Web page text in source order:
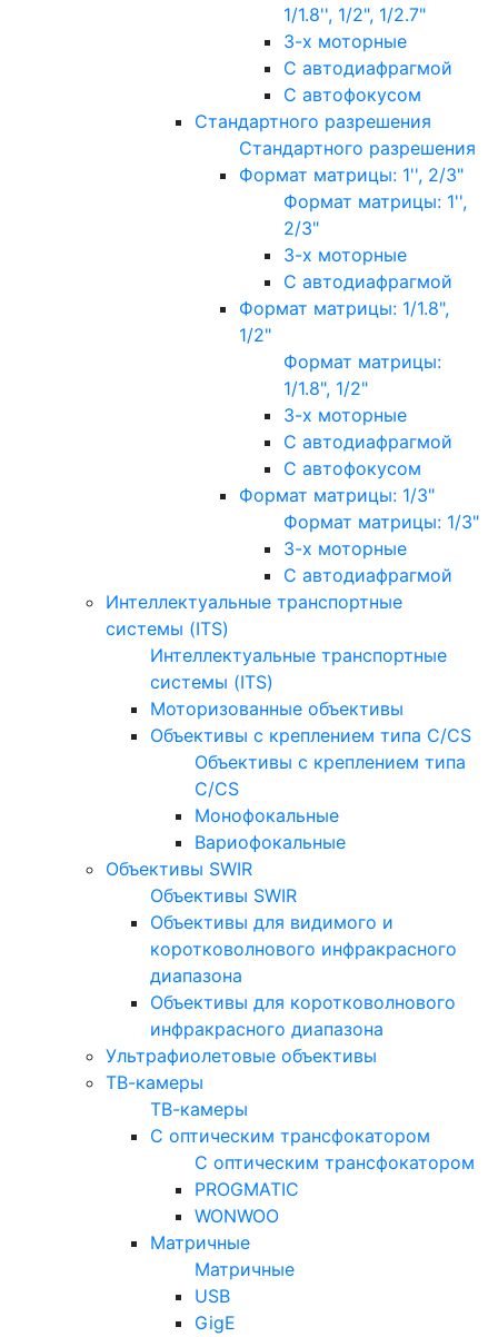
1/1.8'', 1/2", 1/2.7"
3-х моторные
С автодиафрагмой
С автофокусом
Стандартного разрешения
Стандартного разрешения
Формат матрицы: 1'', 2/3"
Формат матрицы: 1'',
2/3"
3-х моторные
С автодиафрагмой
Формат матрицы: 1/1.8",
1/2"
Формат матрицы:
1/1.8", 1/2"
3-х моторные
С автодиафрагмой
С автофокусом
Формат матрицы: 1/3"
Формат матрицы: 1/3"
3-х моторные
С автодиафрагмой
Интеллектуальные транспортные
системы (ITS)
Интеллектуальные транспортные
системы (ITS)
Моторизованные объективы
Объективы с креплением типа C/CS
Объективы с креплением типа
C/CS
Монофокальные
Вариофокальные
Объективы SWIR
Объективы SWIR
Объективы для видимого и
коротковолнового инфракрасного
диапазона
Объективы для коротковолнового
инфракрасного диапазона
Ультрафиолетовые объективы
ТВ-камеры
ТВ-камеры
С оптическим трансфокатором
С оптическим трансфокатором
PROGMATIC
WONWOO
Матричные
Матричные
USB
GigE